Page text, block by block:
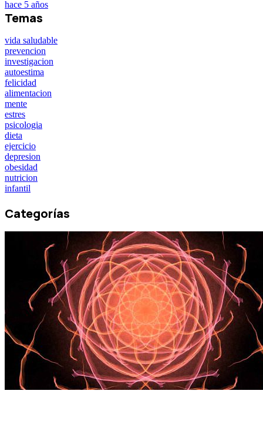
hace 5 años
Temas
vida saludable
prevencion
investigacion
autoestima
felicidad
alimentacion
mente
estres
psicologia
dieta
ejercicio
depresion
obesidad
nutricion
infantil
Categorías